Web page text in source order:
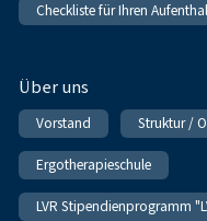
Checkliste für Ihren
Über uns
Vorstand Struktur /
Ergotherapieschule
LVR Stipendienprogramm